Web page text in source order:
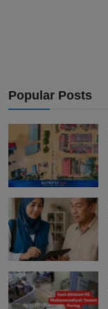
Popular Posts